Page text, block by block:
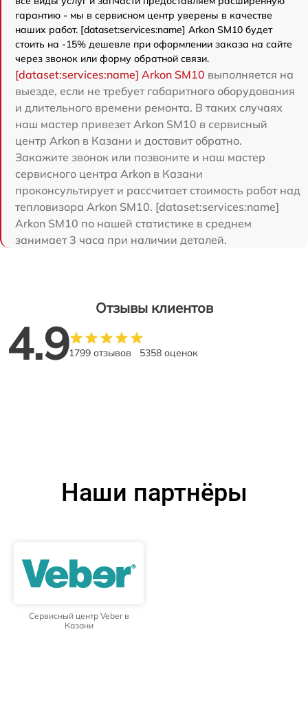
гарантию - мы в сервисном центр уверены в качестве
наших работ. [dataset:services:name] Arkon SM10 будет
стоить на -15% дешевле при оформлении заказа на сайте
через звонок или форму обратной связи.
[dataset:services:name] Arkon SM10 выполняется на
выезде, если не требует габаритного оборудования
и длительного времени ремонта. В таких случаях
наш мастер привезет Arkon SM10 в сервисный
центр Arkon в Казани и доставит обратно.
Закажите звонок или позвоните и наш мастер
сервисного центра Arkon в Казани
проконсультирует и рассчитает стоимость работ над
тепловизора Arkon SM10. [dataset:services:name]
Arkon SM10 по нашей статистике в среднем
занимает 3 часа при наличии деталей.
Отзывы клиентов
4.91799 отзывов 5358 оценок
Наши партнёры
Сервисный центр Veber в
Казани